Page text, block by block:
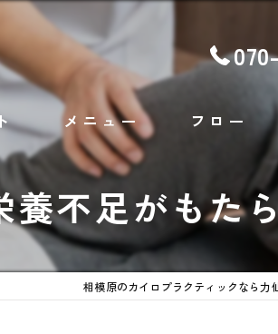
メニュー フロー
養不足がもた
相模原のカイロプラクティックなら力